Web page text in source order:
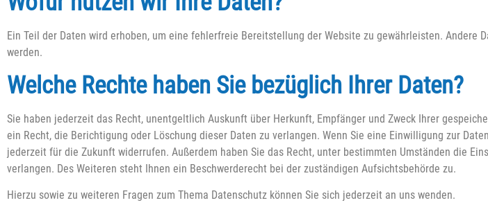
Ein Teil der Daten wird erhoben, um eine fehlerfreie Bereitstellung der Website zu gewährleisten. Andere
werden.
Welche Rechte haben Sie bezüglich Ihrer Daten?
Sie haben jederzeit das Recht, unentgeltlich Auskunft über Herkunft, Empfänger und Zweck Ihrer
ein Recht, die Berichtigung oder Löschung dieser Daten zu verlangen. Wenn Sie eine Einwilligung zur
jederzeit für die Zukunft widerrufen. Außerdem haben Sie das Recht, unter bestimmten Umständen die
verlangen. Des Weiteren steht Ihnen ein Beschwerderecht bei der zuständigen Aufsichtsbehörde zu.
Hierzu sowie zu weiteren Fragen zum Thema Datenschutz können Sie sich jederzeit an uns wenden.